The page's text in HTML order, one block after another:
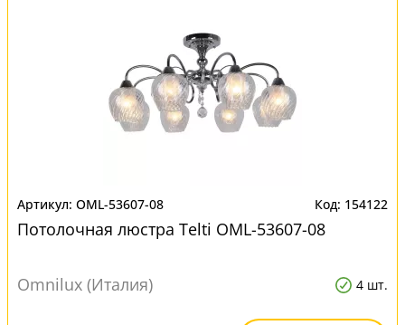
OML-53607-08 154122
Потолочная люстра Telti OML-53607-08
Omnilux (Италия) 4 шт.